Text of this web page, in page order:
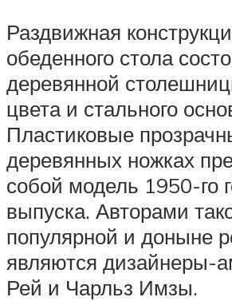
Раздвижная
обеденного стола
деревянной
цвета и стального
Пластиковые
деревянных ножках
собой модель 1950-го
выпуска. Авторами
популярной и доныне
являются дизайнеры-
Рей и Чарльз Имзы.